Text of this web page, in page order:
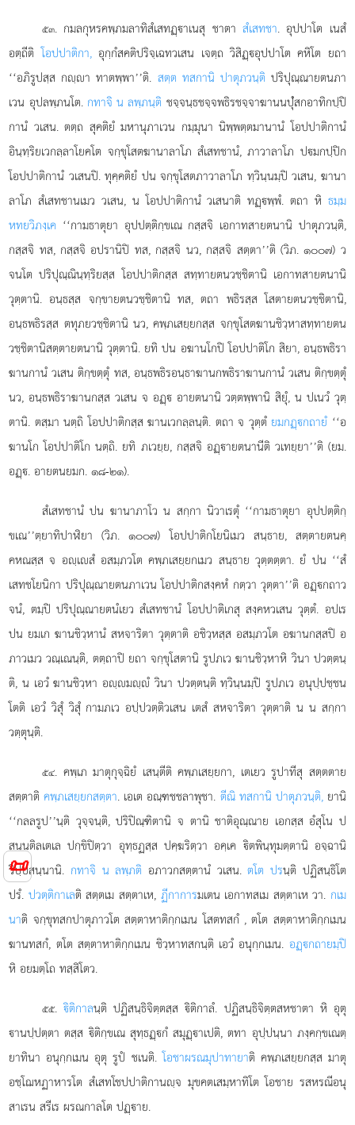
📜
๕๓. กมลกุหรคพฺภมลาทิสํเสทฏฺาเนสุ ชาตาสํเสทชา. อุปปาโต เนสํ
อตฺถีติโอปปาติกา,อุกฺกํสคติปริจฺเฉทวเสน เจตฺถ วิสิฏฺอุปปาโต คหิโต ยถา
‘‘อภิรูปสฺส กฺา ทาตพฺพา’’ติ. สตฺต ทสกานิ ปาตุภวนฺติ ปริปุณฺณายตนภา
เวน อุปลพฺภนโต. กทาจิ น ลพฺภนฺติ ชจฺจนฺธชจฺจพธิรชจฺจาฆานนปุํสกอาทิกปฺปิ
กานํ วเสน. ตตฺถ สุคติยํ มหานุภาเวน กมฺมุนา นิพฺพตฺตมานานํ โอปปาติกานํ
อินฺทฺริยเวกลฺลาโยคโต จกฺขุโสตฆานาลาโภ สํเสทชานํ, ภาวาลาโภ ปมกปฺปิก
โอปปาติกานํ วเสนปิ. ทุคฺคติยํ ปน จกฺขุโสตภาวาลาโภ ทฺวินฺนมฺปิ วเสน, ฆานา
ลาโภ สํเสทชานเมว วเสน, น โอปปาติกานํวเสนาติ ทฏฺพฺพํ. ตถา หิ ธมฺม
หทยวิภงฺเค ‘‘กามธาตุยา อุปปตฺติกฺขเณ กสฺสจิ เอกาทสายตนานิ ปาตุภวนฺติ,
กสฺสจิ ทส, กสฺสจิ อปรานิปิ ทส, กสฺสจิ นว, กสฺสจิ สตฺตา’’ติ (วิภ. ๑๐๐๗) ว
จนโต ปริปุณฺณินฺทฺริยสฺส โอปปาติกสฺส สทฺทายตนวชฺชิตานิ เอกาทสายตนานิ
วุตฺตานิ. อนฺธสฺส จกฺขายตนวชฺชิตานิ ทส, ตถา พธิรสฺส โสตายตนวชฺชิตานิ,
อนฺธพธิรสฺส ตทุภยวชฺชิตานิ นว, คพฺภเสยฺยกสฺส จกฺขุโสตฆานชิวฺหาสทฺทายตน
วชฺชิตานิสตฺตายตนานิ วุตฺตานิ. ยทิ ปน อฆานโกปิ โอปปาติโก สิยา, อนฺธพธิรา
ฆานกานํ วเสน ติกฺขตฺตุํ ทส, อนฺธพธิรอนฺธาฆานกพธิราฆานกานํ วเสน ติกฺขตฺตุํ
นว, อนฺธพธิราฆานกสฺส วเสน จ อฏฺ อายตนานิ วตฺตพฺพานิ สิยุํ, น ปเนวํ วุตฺ
ตานิ. ตสฺมา นตฺถิ โอปปาติกสฺส ฆานเวกลฺลนฺติ. ตถา จ วุตฺตํ ยมกฏฺกถายํ ‘‘อ
ฆานโก โอปปาติโก นตฺถิ. ยทิ ภเวยฺย, กสฺสจิ อฏฺายตนานีติ วเทยฺยา’’ติ (ยม.
อฏฺ. อายตนยมก. ๑๘-๒๑).
สํเสทชานํ ปน ฆานาภาโว น สกฺกา นิวาเรตุํ ‘‘กามธาตุยา อุปปตฺติกฺ
ขเณ’’ตฺยาทิปาฬิยา (วิภ. ๑๐๐๗) โอปปาติกโยนิเมว สนฺธาย, สตฺตายตนคฺ
คหณสฺส จ อฺเสํ อสมฺภวโต คพฺภเสยฺยกเมว สนฺธาย วุตฺตตฺตา. ยํ ปน ‘‘สํ
เสทชโยนิกา ปริปุณฺณายตนภาเวน โอปปาติกสงฺคหํ กตฺวา วุตฺตา’’ติ อฏฺกถาว
จนํ, ตมฺปิ ปริปุณฺณายตนํเยว สํเสทชานํ โอปปาติเกสุ สงฺคหวเสน วุตฺตํ. อปเร
ปน ยมเก ฆานชิวฺหานํ สหจาริตา วุตฺตาติ อชิวฺหสฺส อสมฺภวโต อฆานกสฺสปิ อ
ภาวเมว วณฺเณนฺติ, ตตฺถาปิ ยถา จกฺขุโสตานิ รูปภเว ฆานชิวฺหาหิ วินา ปวตฺตนฺ
ติ, น เอวํ ฆานชิวฺหา อฺมฺํ วินา ปวตฺตนฺติ ทฺวินฺนมฺปิ รูปภเว อนุปฺปชฺชน
โตติ เอวํ วิสุํ วิสุํ กามภเว อปฺปวตฺติวเสน เตสํ สหจาริตา วุตฺตาติ น น สกฺกา
วตฺตุนฺติ.
๕๔. คพฺเภ มาตุกุจฺฉิยํ เสนฺตีติ คพฺภเสยฺยกา, เตเยว รูปาทีสุ สตฺตตาย
สตฺตาติคพฺภเสยฺยกสตฺตา. เอเตอณฺฑชชลาพุชา. ตีณิ ทสกานิ ปาตุภวนฺติ,ยานิ
‘‘กลลรูป’’นฺติ วุจฺจนฺติ, ปริปิณฺฑิตานิ จ ตานิ ชาติอุณฺณาย เอกสฺส อํสุโน ป
สนฺนติลเตเล ปกฺขิปิตฺวา อุทฺธฏสฺส ปคฺฆริตฺวา อคฺเค ิตพินฺทุมตฺตานิ อจฺฉานิ
วิปฺปสนฺนานิ. กทาจิ น ลพฺภติ อภาวกสตฺตานํ วเสน.ตโต ปรนฺติ ปฏิสนฺธิโต
ปรํ. ปวตฺติกาเลติ สตฺตเม สตฺตาเห, ฏีกาการมเตน เอกาทสเม สตฺตาเห วา. กเม
นาติ จกฺขุทสกปาตุภาวโต สตฺตาหาติกฺกเมน โสตทสกํ , ตโต สตฺตาหาติกฺกเมน
ฆานทสกํ, ตโต สตฺตาหาติกฺกเมน ชิวฺหาทสกนฺติ เอวํ อนุกฺกเมน. อฏฺกถายมฺปิ
หิ อยมตฺโถ ทสฺสิโตว.
๕๕.ิติกาลนฺติ ปฏิสนฺธิจิตฺตสฺส ิติกาลํ. ปฏิสนฺธิจิตฺตสหชาตา หิ อุตุ
านปฺปตฺตา ตสฺส ิติกฺขเณ สุทฺธฏฺกํ สมุฏฺาเปติ, ตทา อุปฺปนฺนา ภงฺคกฺขเณตฺ
ยาทินา อนุกฺกเมน อุตุ รูปํ ชเนติ.โอชาผรณมุปาทายาติ คพฺภเสยฺยกสฺส มาตุ
อชฺโฌหฏาหารโต สํเสทโชปปาติกานฺจ มุขคตเสมฺหาทิโต โอชาย รสหรณีอนุ
สาเรน สรีเร ผรณกาลโต ปฏฺาย.